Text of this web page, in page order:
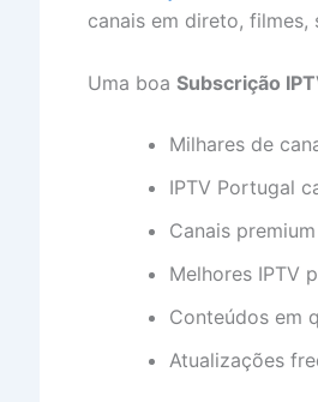
canais em direto,
Uma boa Subscrição
Milhares de
IPTV Portugal
Canais
Melhores IPTV
Conteúdos em
Atualizações